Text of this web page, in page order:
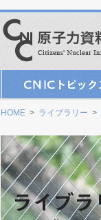
HOME > ライブラリー >